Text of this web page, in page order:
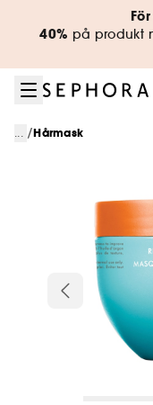
Gå till
40% på produkt
... /Hårmask